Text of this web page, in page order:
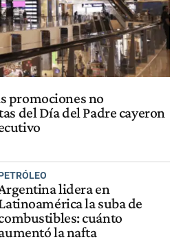
promociones no
del Día del Padre cayeron
lidera en
la suba de
cuánto
la nafta